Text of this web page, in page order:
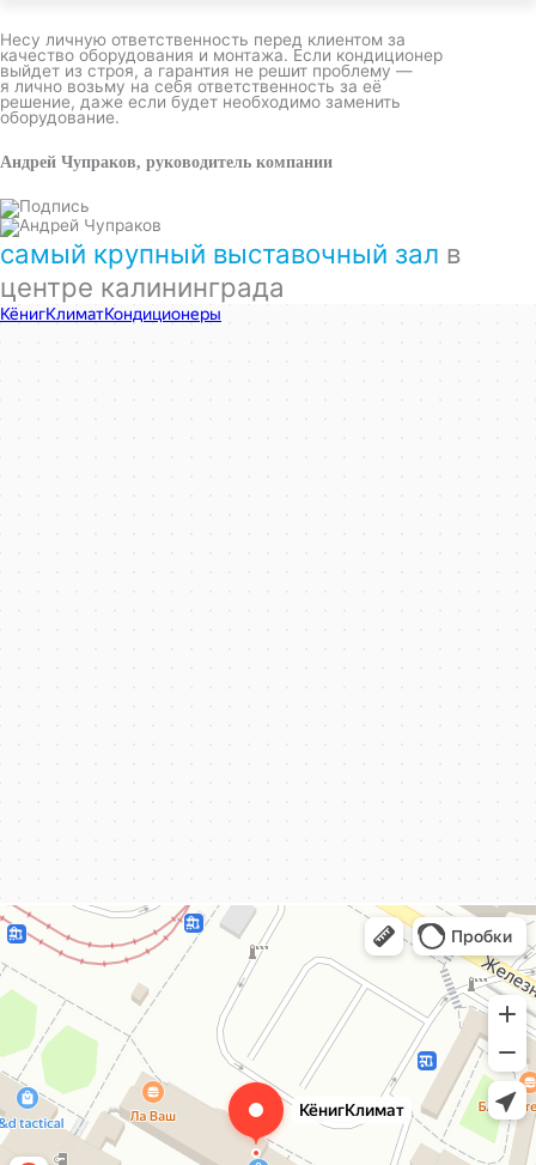
Несу личную ответственность перед клиентом за
качество оборудования и монтажа. Если кондиционер
выйдет из строя, а гарантия не решит проблему —
я лично возьму на себя ответственность за её
решение, даже если будет необходимо заменить
оборудование.
Андрей Чупраков, руководитель компании
самый крупный выставочный зал в
центре калининграда
КёнигКлимат
Кондиционеры в Калининграде
КёнигКлимат
Кондиционеры в Калининграде
Установка кондиционеров в Калининграде